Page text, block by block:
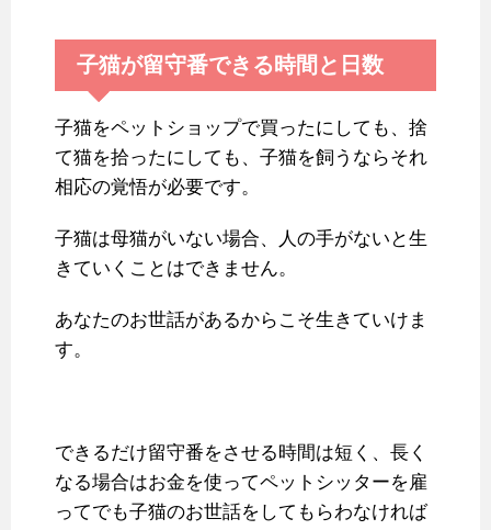
子猫が留守番できる時間と日数
子猫をペットショップで買ったにしても、捨
て猫を拾ったにしても、子猫を飼うならそれ
相応の覚悟が必要です。
子猫は母猫がいない場合、人の手がないと生
きていくことはできません。
あなたのお世話があるからこそ生きていけま
す。
できるだけ留守番をさせる時間は短く、長く
なる場合はお金を使ってペットシッターを雇
ってでも子猫のお世話をしてもらわなければ